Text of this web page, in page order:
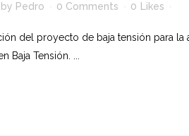
by Pedro 0 Comments 0 Likes
del proyecto de baja tensión para
Baja Tensión. ...